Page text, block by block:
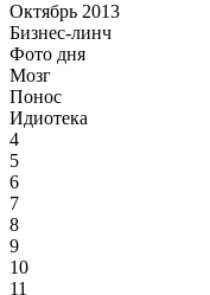
Октябрь 2013
Бизнес-линч
Фото дня
Мозг
Понос
Идиотека
4
5
6
7
8
9
10
11